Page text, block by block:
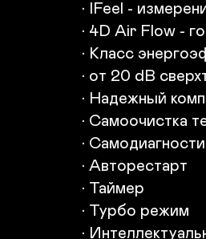
• IFeel -
• 4D Air Flow -
• Класс
• от 20 dB
• Надежный
• Самоочистка
•
• Авторестарт
• Таймер
• Турбо режим
•